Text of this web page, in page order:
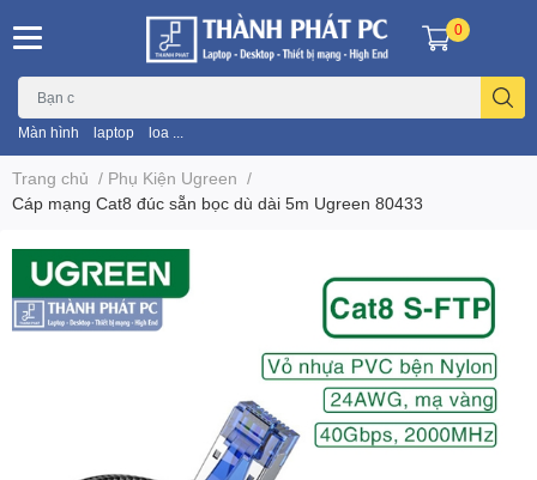
Màn hình laptop loa ...
0
Trang chủ / Phụ Kiện Ugreen /
Cáp mạng Cat8 đúc sẵn bọc dù dài 5m Ugreen 80433